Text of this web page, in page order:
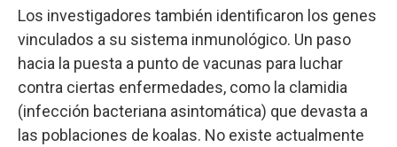
Los investigadores también identificaron los genes
vinculados a su sistema inmunológico. Un paso
hacia la puesta a punto de vacunas para luchar
contra ciertas enfermedades, como la clamidia
(infección bacteriana asintomática) que devasta a
las poblaciones de koalas. No existe actualmente